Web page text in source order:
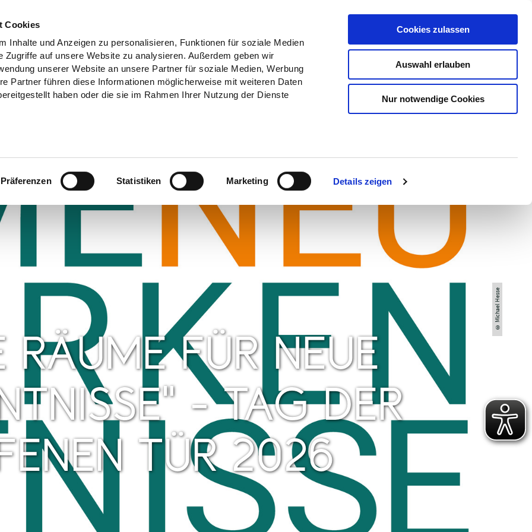
Cookies
Inhalte und Anzeigen zu personalisieren, Funktionen für soziale Medien
Zugriffe auf unsere Website zu analysieren. Außerdem geben wir
unserer Website an unsere Partner für soziale Medien, Werbung
Partner führen diese Informationen möglicherweise mit weiteren Daten
haben oder die sie im Rahmen Ihrer Nutzung der Dienste
Präferenzen Statistiken Marketing Details zeigen
Cookies zulassen
Auswahl erlauben
Nur notwendige Cookies
Erlebnisse Buchen
© Michael Hesse
RÄUME FÜR NEUE
- TAG DER
TÜR 2026